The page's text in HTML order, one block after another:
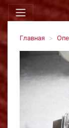
Главная